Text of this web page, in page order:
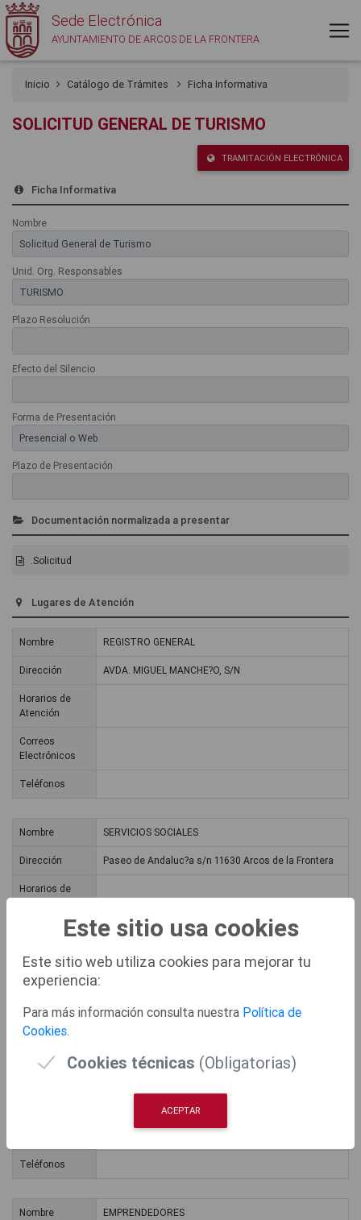
Sede Electrónica
AYUNTAMIENTO DE ARCOS DE LA FRONTERA
Inicio Catálogo de Trámites Ficha Informativa
SOLICITUD GENERAL DE TURISMO
TRAMITACIÓN ELECTRÓNICA
Ficha Informativa
Nombre
Unid. Org. Responsables
Plazo Resolución
Efecto del Silencio
Forma de Presentación
Plazo de Presentación
Documentación normalizada a presentar
.Solicitud
Lugares de Atención
Nombre REGISTRO GENERAL
Dirección AVDA. MIGUEL MANCHE?O, S/N
Horarios de
Atención
Correos
Electrónicos
Teléfonos
Nombre SERVICIOS SOCIALES
Dirección Paseo de Andaluc?a s/n 11630 Arcos de la Frontera
Horarios de
Teléfonos
Teléfonos
Nombre EMPRENDEDORES
Este sitio usa cookies
Este sitio web utiliza cookies para mejorar tu
experiencia:
Para más información consulta nuestra Política de
Cookies.
Cookies técnicas (Obligatorias)
ACEPTAR